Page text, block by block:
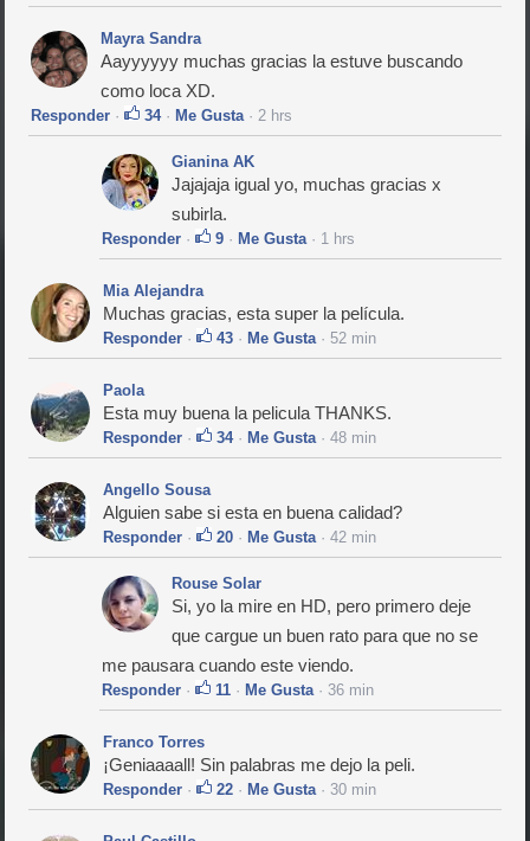
Mayra Sandra
Aayyyyyy muchas gracias la estuve buscando
como loca XD.
Responder · 34· Me Gusta· 2 hrs
Gianina AK
Jajajaja igual yo, muchas gracias x
subirla.
Responder · 9 · Me Gusta· 1 hrs
Mia Alejandra
Muchas gracias, esta super la película.
Responder · 43 · Me Gusta· 52 min
Paola
Esta muy buena la pelicula THANKS.
Responder · 34· Me Gusta· 48 min
Angello Sousa
Alguien sabe si esta en buena calidad?
Responder · 20 · Me Gusta· 42 min
Rouse Solar
Si, yo la mire en HD, pero primero deje
que cargue un buen rato para que no se
me pausara cuando este viendo.
Responder · 11 · Me Gusta· 36 min
Franco Torres
¡Geniaaaall! Sin palabras me dejo la peli.
Responder · 22 · Me Gusta· 30 min